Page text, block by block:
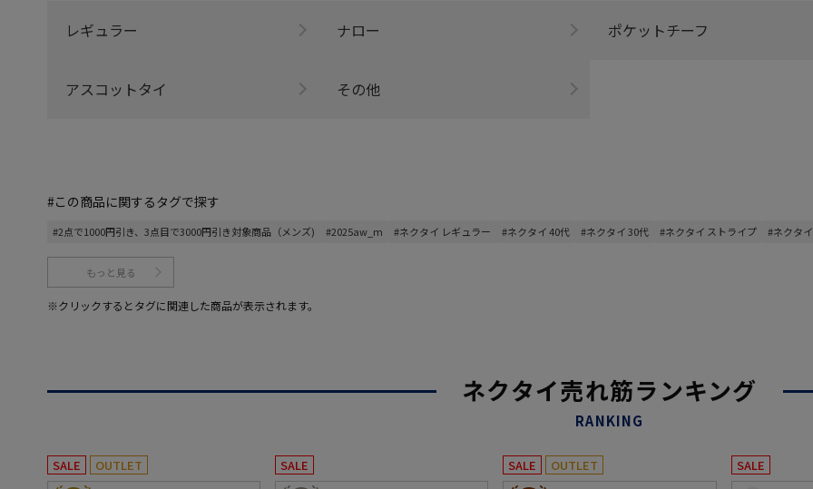
レギュラー ナロー ポケットチーフ
アスコットタイ その他
#この商品に関するタグで探す
#2点で1000円引き、3点目で3000円引き対象商品（メンズ) #2025aw_m #ネクタイ レギュラー #ネクタイ 40代 #ネクタイ 30代 #ネクタイ ストライプ #ネクタ
もっと見る
※クリックするとタグに関連した商品が表示されます。
ネクタイ売れ筋ランキング
RANKING
SALE OUTLET SALE SALE OUTLET SALE